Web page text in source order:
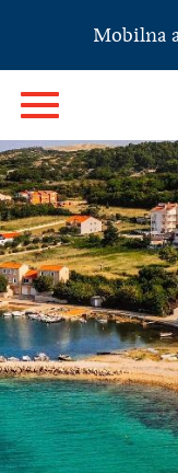
Mobilna